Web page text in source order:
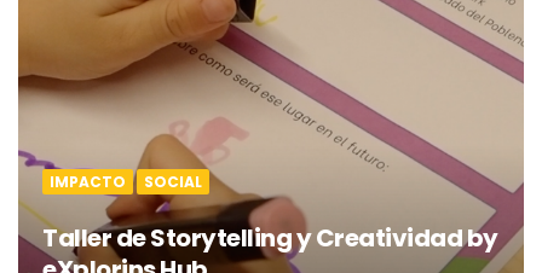
IMPACTO SOCIAL
Taller de Storytelling y Creatividad by